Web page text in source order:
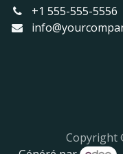
+1 555-555-5556
Copyright